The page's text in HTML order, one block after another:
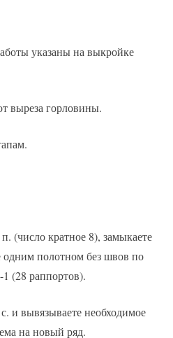
указаны на выкройке
выреза горловины.
(число кратное 8), замыкаете
одним полотном без швов по
(28 раппортов).
и вывязываете необходимое
на новый ряд.